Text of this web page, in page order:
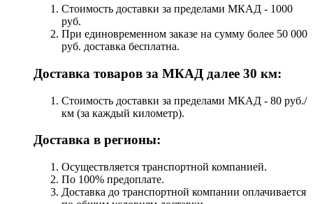
Стоимость доставки за пределами МКАД - 1000
руб.
При единовременном заказе на сумму более 50 000
руб. доставка бесплатна.
Доставка товаров за МКАД далее 30 км:
Стоимость доставки за пределами МКАД - 80 руб./
км (за каждый километр).
Доставка в регионы:
Осуществляется транспортной компанией.
По 100% предоплате.
Доставка до транспортной компании оплачивается